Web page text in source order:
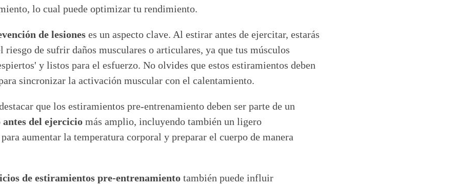
lo cual puede optimizar tu rendimiento.
de lesioneses un aspecto clave. Al estirar antes de ejercitar, estarás
de sufrir daños musculares o articulares, ya que tus músculos
y listos para el esfuerzo. No olvides que estos estiramientos deben
sincronizar la activación muscular con el calentamiento.
que los estiramientos pre-entrenamiento deben ser parte de un
del ejerciciomás amplio, incluyendo también un ligero
aumentar la temperatura corporal y preparar el cuerpo de manera
de estiramientos pre-entrenamientotambién puede influir